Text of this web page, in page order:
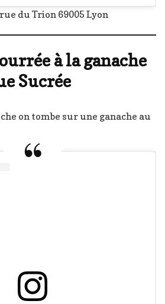
du Trion 69005 Lyon
à la ganache
Sucrée
on tombe sur une ganache au